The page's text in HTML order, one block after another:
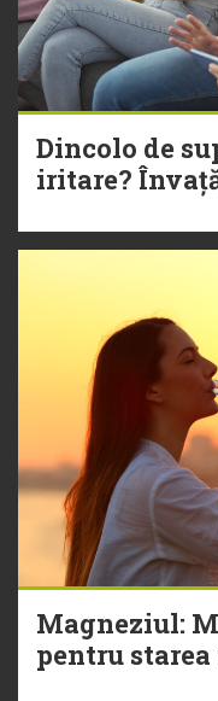
Dincolo de
iritare?
Magneziul:
pentru starea